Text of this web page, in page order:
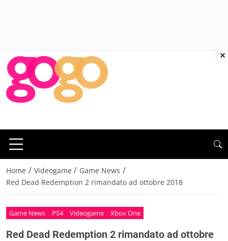
Home / Videogame / Game News /
Red Dead Redemption 2 rimandato ad ottobre 2018
Game News PS4 Videogame Xbox One
Red Dead Redemption 2 rimandato ad ottobre
×